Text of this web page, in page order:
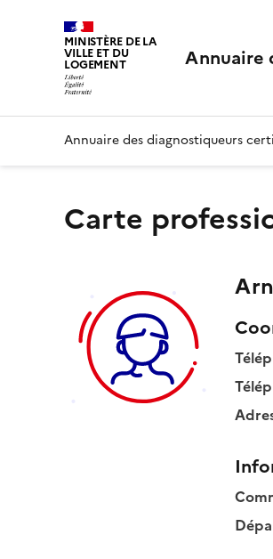
MINISTÈRE DE LA
VILLE ET DU
LOGEMENT Annuaire
Annuaire des diagnostiqueurs
Carte